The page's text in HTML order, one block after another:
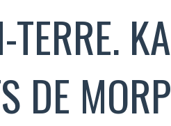
TERRE.
DE